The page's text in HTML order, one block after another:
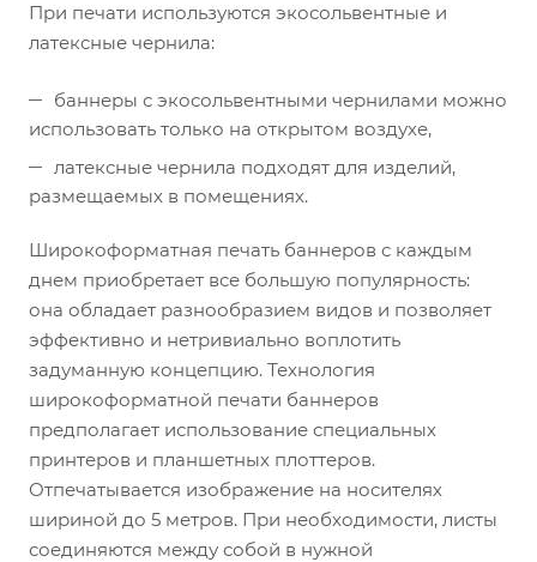
При печати используются экосольвентные и
латексные чернила:
баннеры с экосольвентными чернилами можно
использовать только на открытом воздухе,
латексные чернила подходят для изделий,
размещаемых в помещениях.
Широкоформатная печать баннеров с каждым
днем приобретает все большую популярность:
она обладает разнообразием видов и позволяет
эффективно и нетривиально воплотить
задуманную концепцию. Технология
широкоформатной печати баннеров
предполагает использование специальных
принтеров и планшетных плоттеров.
Отпечатывается изображение на носителях
шириной до 5 метров. При необходимости, листы
соединяются между собой в нужной